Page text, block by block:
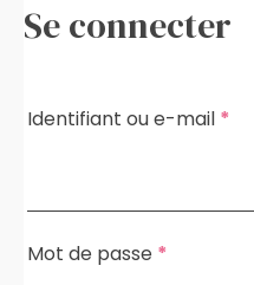
Se connecter
Identifiant ou e-mail *
Mot de passe *